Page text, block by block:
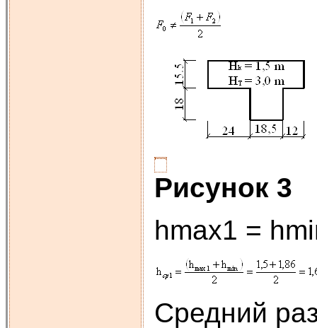
Рисунок 3
hmax1 =
Средний